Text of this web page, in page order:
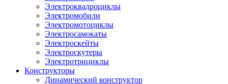
Электроквадроциклы
Электромобили
Электромотоциклы
Электросамокаты
Электроскейты
Электроскутеры
Электротрициклы
Конструкторы
Динамический конструктор